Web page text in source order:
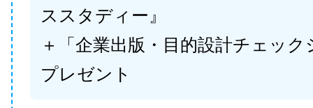
ススタディー』
＋「企業出版・目的設計チェック
プレゼント